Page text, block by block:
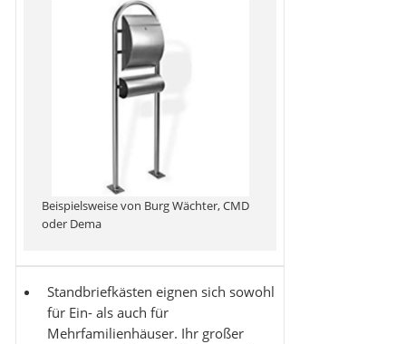
Beispielsweise von Burg Wächter, CMD
oder Dema
Standbriefkästen eignen sich sowohl
für Ein- als auch für
Mehrfamilienhäuser. Ihr großer